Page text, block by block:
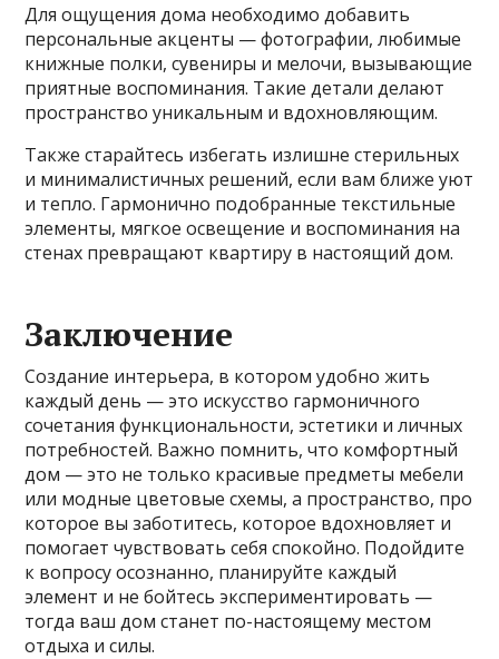
Для ощущения дома необходимо добавить
персональные акценты — фотографии, любимые
книжные полки, сувениры и мелочи, вызывающие
приятные воспоминания. Такие детали делают
пространство уникальным и вдохновляющим.
Также старайтесь избегать излишне стерильных
и минималистичных решений, если вам ближе уют
и тепло. Гармонично подобранные текстильные
элементы, мягкое освещение и воспоминания на
стенах превращают квартиру в настоящий дом.
Заключение
Создание интерьера, в котором удобно жить
каждый день — это искусство гармоничного
сочетания функциональности, эстетики и личных
потребностей. Важно помнить, что комфортный
дом — это не только красивые предметы мебели
или модные цветовые схемы, а пространство, про
которое вы заботитесь, которое вдохновляет и
помогает чувствовать себя спокойно. Подойдите
к вопросу осознанно, планируйте каждый
элемент и не бойтесь экспериментировать —
тогда ваш дом станет по-настоящему местом
отдыха и силы.